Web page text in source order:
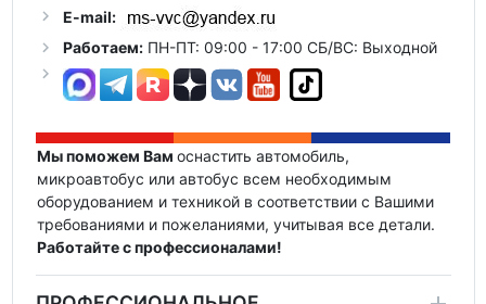
E-mail:
Работаем:ПН-ПТ: 09:00 - 17:00 СБ/ВС: Выходной
Мы поможем Вам оснастить автомобиль,
микроавтобус или автобус всем необходимым
оборудованием и техникой в соответствии с Вашими
требованиями и пожеланиями, учитывая все детали.
Работайте с профессионалами!